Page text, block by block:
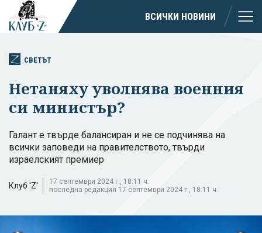
ВСИЧКИ НОВИНИ
СВЕТЪТ
Нетаняху уволнява военния
си министър?
Галант е твърде балансиран и не се подчинява на
всички заповеди на правителството, твърди
израелският премиер
Клуб 'Z'
17 септември 2024 г., 18:11 ч.
последна редакция 17 септември 2024 г., 18:11 ч.